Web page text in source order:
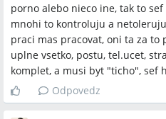
porno alebo nieco ine, tak to
mnohi to kontroluju a
praci mas pracovat, oni ta za
uplne vsetko, postu, tel.ucet,
komplet, a musi byt "ticho", sef
Odpovedz